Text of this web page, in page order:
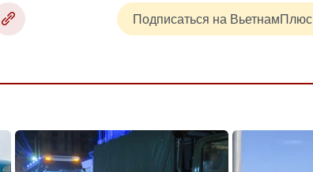
Подписаться на ВьетнамПлюс